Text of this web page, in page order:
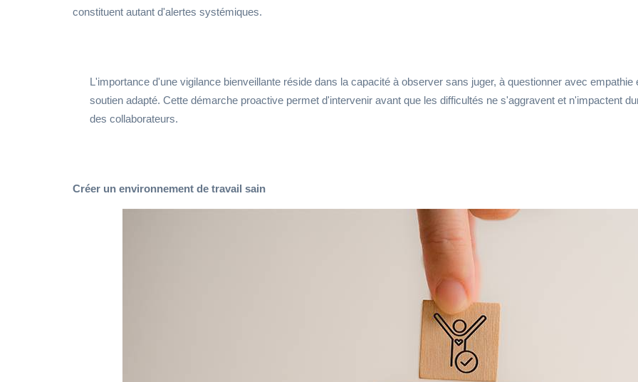
constituent autant d'alertes systémiques.
L'importance d'une vigilance bienveillante réside dans la capacité à observer sans juger, à questionner avec empathie
soutien adapté. Cette démarche proactive permet d'intervenir avant que les difficultés ne s'aggravent et n'impactent
des collaborateurs.
Créer un environnement de travail sain